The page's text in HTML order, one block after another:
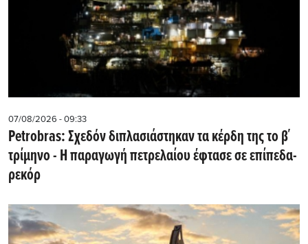
07/08/2026 - 09:33
Petrobras: Σχεδόν διπλασιάστηκαν τα κέρδη της το β΄
τρίμηνο - Η παραγωγή πετρελαίου έφτασε σε επίπεδα-
ρεκόρ